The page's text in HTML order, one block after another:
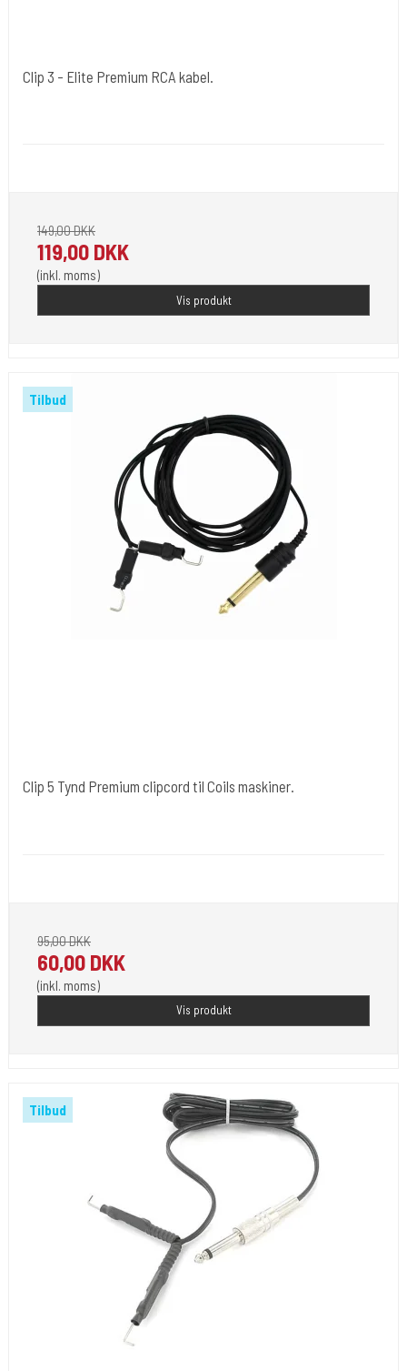
Clip 3 - Elite Premium RCA kabel.
149,00 DKK
119,00 DKK
(inkl. moms)
Vis produkt
Tilbud
Clip 5 Tynd Premium clipcord til Coils maskiner.
95,00 DKK
60,00 DKK
(inkl. moms)
Vis produkt
Tilbud